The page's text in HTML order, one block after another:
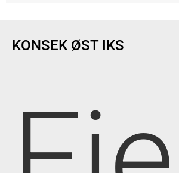
KONSEK ØST IKS